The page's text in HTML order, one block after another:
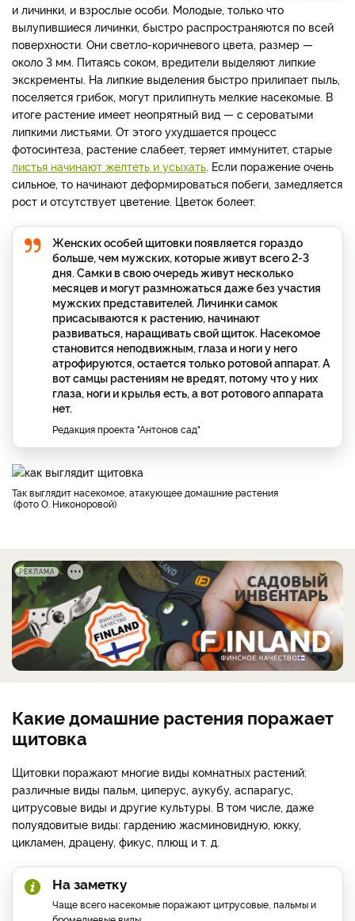
и личинки, и взрослые особи. Молодые, только что
вылупившиеся личинки, быстро распространяются по всей
поверхности. Они светло-коричневого цвета, размер —
около 3 мм. Питаясь соком, вредители выделяют липкие
экскременты. На липкие выделения быстро прилипает пыль,
поселяется грибок, могут прилипнуть мелкие насекомые. В
итоге растение имеет неопрятный вид — с сероватыми
липкими листьями. От этого ухудшается процесс
фотосинтеза, растение слабеет, теряет иммунитет, старые
листья начинают желтеть и усыхать . Если поражение очень
сильное, то начинают деформироваться побеги, замедляется
рост и отсутствует цветение. Цветок болеет.
Женских особей щитовки появляется гораздо
больше, чем мужских, которые живут всего 2-3
дня. Самки в свою очередь живут несколько
месяцев и могут размножаться даже без участия
мужских представителей. Личинки самок
присасываются к растению, начинают
развиваться, наращивать свой щиток. Насекомое
становится неподвижным, глаза и ноги у него
атрофируются, остается только ротовой аппарат. А
вот самцы растениям не вредят, потому что у них
глаза, ноги и крылья есть, а вот ротового аппарата
нет.
Редакция проекта "Антонов сад"
Так выглядит насекомое, атакующее домашние растения
фото О. Никоноровой
РЕКЛАМА
Какие домашние растения поражает
щитовка
Щитовки поражают многие виды комнатных растений:
различные виды пальм, циперус, аукубу, аспарагус,
цитрусовые виды и другие культуры. В том числе, даже
полуядовитые виды: гардению жасминовидную, юкку,
цикламен, драцену, фикус, плющ и т. д.
На заметку
Чаще всего насекомые поражают цитрусовые, пальмы и